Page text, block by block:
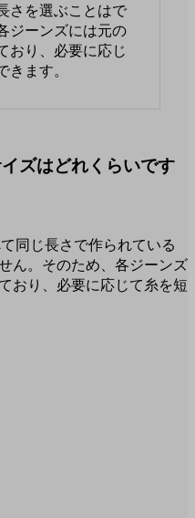
さを選ぶことはで
ジーンズには元の
おり、必要に応じ
ます。
ズはどれくらいです
同じ長さで作られている
ん。そのため、各ジーンズ
おり、必要に応じて糸を短